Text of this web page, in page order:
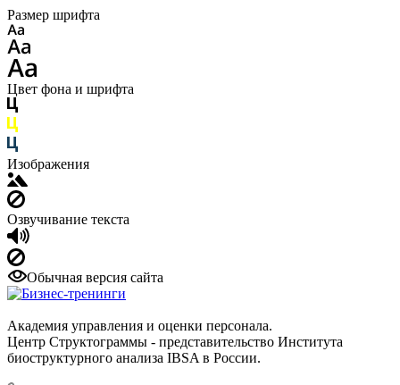
Размер шрифта
Цвет фона и шрифта
Изображения
Озвучивание текста
Обычная версия сайта
Академия управления и оценки персонала.
Центр Структограммы - представительство Института
биоструктурного анализа IBSA в России.